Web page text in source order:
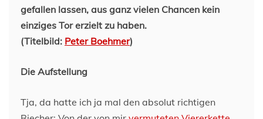
gefallen lassen, aus ganz vielen Chancen kein
einziges Tor erzielt zu haben.
(Titelbild: Peter Boehmer)
Die Aufstellung
Tja, da hatte ich ja mal den absolut richtigen